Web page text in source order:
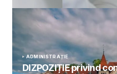
ADMINISTRAȚIE
DIZPOZIȚIE privind